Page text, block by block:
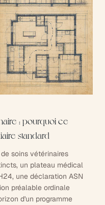
: pourquoi ce
standard
soins vétérinaires
un plateau médical
une déclaration ASN
préalable ordinale
d'un programme